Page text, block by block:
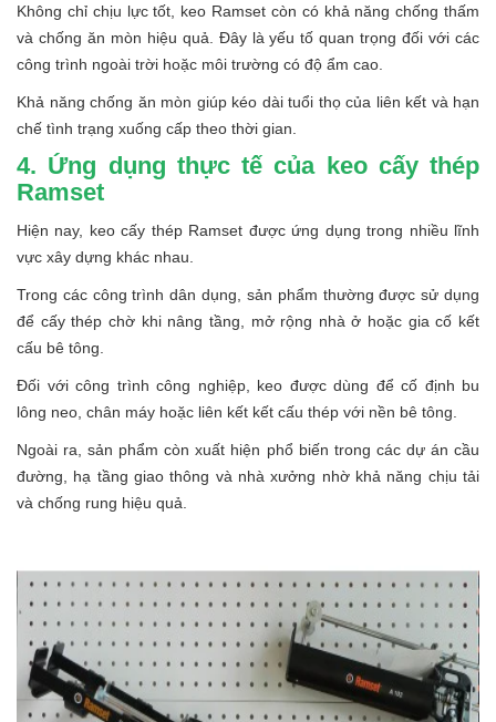
Không chỉ chịu lực tốt, keo Ramset còn có khả năng chống thấm
và chống ăn mòn hiệu quả. Đây là yếu tố quan trọng đối với các
công trình ngoài trời hoặc môi trường có độ ẩm cao.
Khả năng chống ăn mòn giúp kéo dài tuổi thọ của liên kết và hạn
chế tình trạng xuống cấp theo thời gian.
4. Ứng dụng thực tế của keo cấy thép
Ramset
Hiện nay, keo cấy thép Ramset được ứng dụng trong nhiều lĩnh
vực xây dựng khác nhau.
Trong các công trình dân dụng, sản phẩm thường được sử dụng
để cấy thép chờ khi nâng tầng, mở rộng nhà ở hoặc gia cố kết
cấu bê tông.
Đối với công trình công nghiệp, keo được dùng để cố định bu
lông neo, chân máy hoặc liên kết kết cấu thép với nền bê tông.
Ngoài ra, sản phẩm còn xuất hiện phổ biến trong các dự án cầu
đường, hạ tầng giao thông và nhà xưởng nhờ khả năng chịu tải
và chống rung hiệu quả.